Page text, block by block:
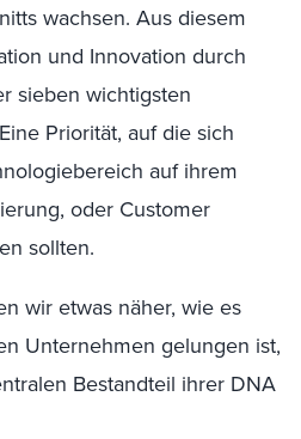
wachsen. Aus diesem
und Innovation durch
sieben wichtigsten
Priorität, auf die sich
auf ihrem
oder Customer
sollten.
wir etwas näher, wie es
Unternehmen gelungen ist,
Bestandteil ihrer DNA